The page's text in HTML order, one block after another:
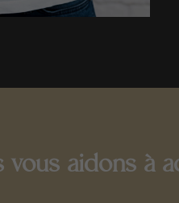
aidons à